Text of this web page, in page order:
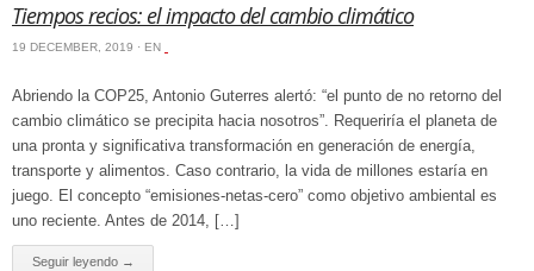
Tiempos recios: el impacto del cambio climático
19 DECEMBER, 2019 · EN
Abriendo la COP25, Antonio Guterres alertó: “el punto de no retorno del
cambio climático se precipita hacia nosotros”. Requeriría el planeta de
una pronta y significativa transformación en generación de energía,
transporte y alimentos. Caso contrario, la vida de millones estaría en
juego. El concepto “emisiones-netas-cero” como objetivo ambiental es
uno reciente. Antes de 2014, […]
Seguir leyendo →